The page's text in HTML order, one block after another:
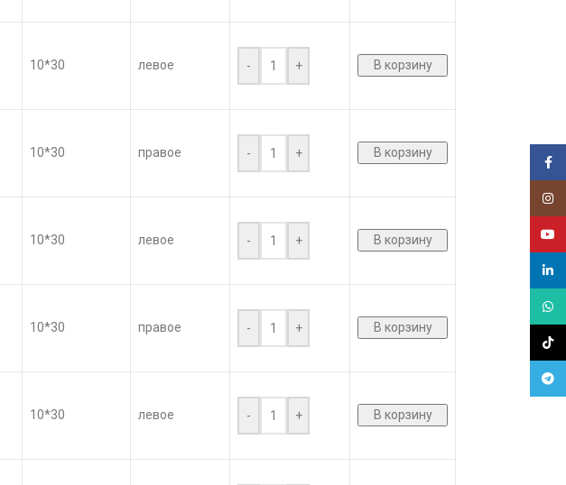
10*30 левое - + В корзину
10*30 правое - + В корзину
10*30 левое - + В корзину
10*30 правое - + В корзину
10*30 левое - + В корзину